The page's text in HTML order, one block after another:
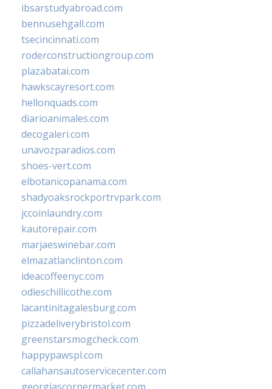
ibsarstudyabroad.com
bennusehgall.com
tsecincinnati.com
roderconstructiongroup.com
plazabatai.com
hawkscayresort.com
hellonquads.com
diarioanimales.com
decogaleri.com
unavozparadios.com
shoes-vert.com
elbotanicopanama.com
shadyoaksrockportrvpark.com
jccoinlaundry.com
kautorepair.com
marjaeswinebar.com
elmazatlanclinton.com
ideacoffeenyc.com
odieschillicothe.com
lacantinitagalesburg.com
pizzadeliverybristol.com
greenstarsmogcheck.com
happypawspl.com
callahansautoservicecenter.com